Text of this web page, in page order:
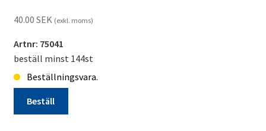
40.00 SEK (exkl. moms)
Artnr: 75041
beställ minst 144st
Beställningsvara.
Beställ